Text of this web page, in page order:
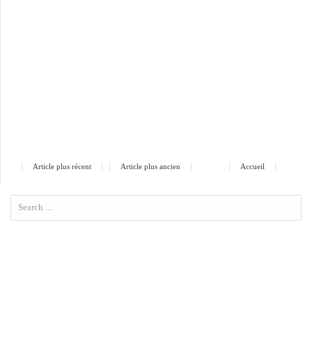
Article plus récent Article plus ancien Accueil